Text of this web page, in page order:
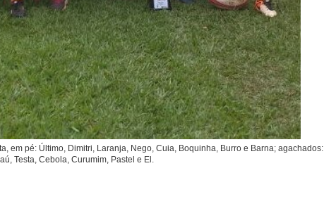
em pé: Último, Dimitri, Laranja, Nego, Cuia, Boquinha, Burro e Barna; agachados:
Testa, Cebola, Curumim, Pastel e El.